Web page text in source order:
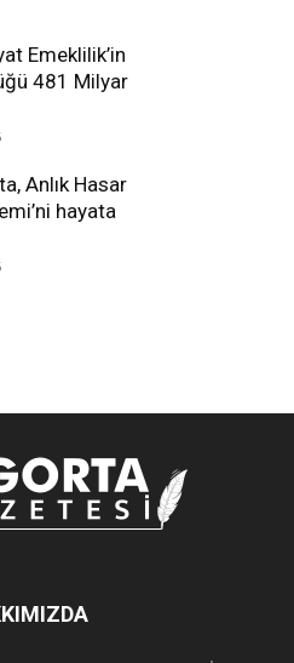
Emeklilik’in
481 Milyar
Anlık Hasar
hayata